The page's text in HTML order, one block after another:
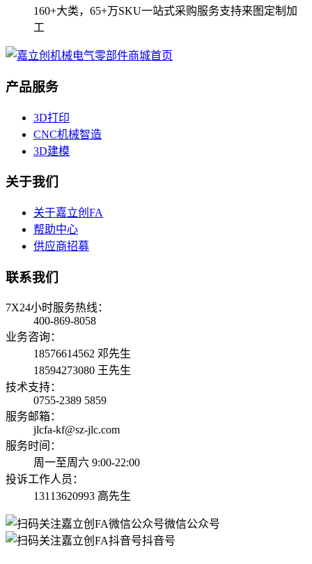
160+大类，65+万SKU一站式采购服务支持来图定制加
工
产品服务
3D打印
CNC机械智造
3D建模
关于我们
关于嘉立创FA
帮助中心
供应商招募
联系我们
7X24小时服务热线：
400-869-8058
业务咨询：
18576614562 邓先生
18594273080 王先生
技术支持：
0755-2389 5859
服务邮箱：
jlcfa-kf@sz-jlc.com
服务时间：
周一至周六 9:00-22:00
投诉工作人员：
13113620993 高先生
微信公众号
抖音号